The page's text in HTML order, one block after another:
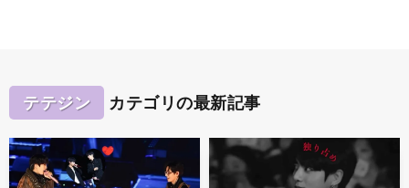
テテジン カテゴリの最新記事